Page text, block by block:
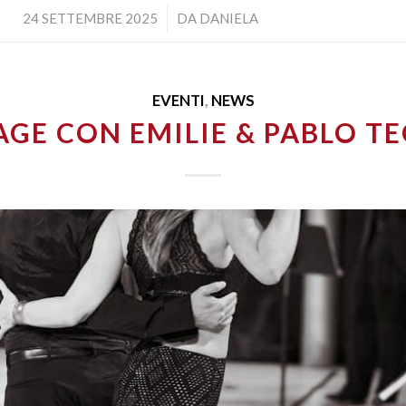
24 SETTEMBRE 2025
/ DA DANIELA
EVENTI, NEWS
CON EMILIE & PABLO